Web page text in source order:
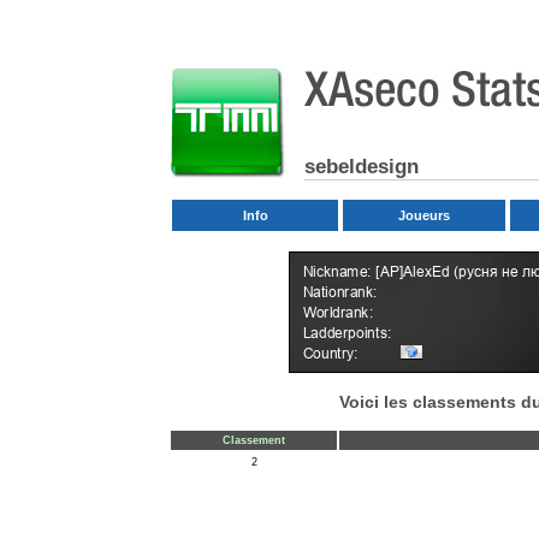
sebeldesign
Info Joueurs
Voici les classements
Classement
2